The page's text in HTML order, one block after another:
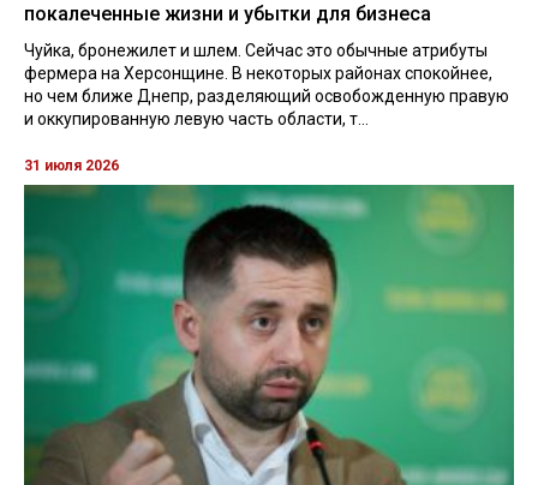
покалеченные жизни и убытки для бизнеса
Чуйка, бронежилет и шлем. Сейчас это обычные атрибуты
фермера на Херсонщине. В некоторых районах спокойнее,
но чем ближе Днепр, разделяющий освобожденную правую
и оккупированную левую часть области, т...
31 июля 2026